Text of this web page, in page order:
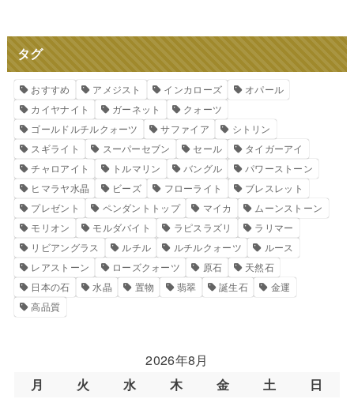
タグ
おすすめ アメジスト インカローズ
オパール
カイヤナイト
ガーネット
クォーツ
ゴールドルチルクォーツ
サファイア
シトリン
スギライト
スーパーセブン セール
タイガーアイ
チャロアイト
トルマリン バングル
パワーストーン
ヒマラヤ水晶
ビーズ フローライト
ブレスレット
プレゼント
ペンダントトップ マイカ
ムーンストーン
モリオン
モルダバイト ラピスラズリ
ラリマー
リビアングラス
ルチル ルチルクォーツ
ルース
レアストーン
ローズクォーツ 原石
天然石
日本の石
水晶 置物 翡翠 誕生石
金運
高品質
2026年8月
月
火 水 木 金 土
日